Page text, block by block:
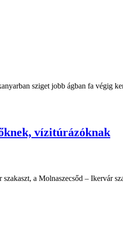
sziget jobb ágban fa végig
vízitúrázóknak
a Molnaszecsőd – Ikervár